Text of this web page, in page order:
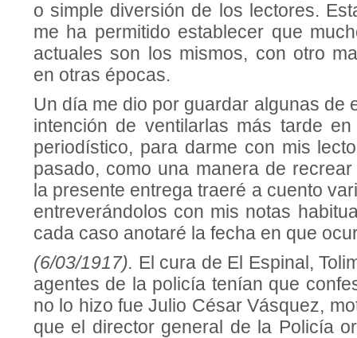
o simple diversión de los lectores.
me ha permitido establecer que
actuales son los mismos, con otro
en otras épocas.
Un día me dio por guardar algunas de
intención de ventilarlas más tarde
periodístico, para darme con mis
pasado, como una manera de
la presente entrega traeré a cuento
entreverándolos con mis notas
cada caso anotaré la fecha en que
(6/03/1917). El cura de El Espinal,
agentes de la policía tenían que
no lo hizo fue Julio César Vásquez,
que el director general de la Policía